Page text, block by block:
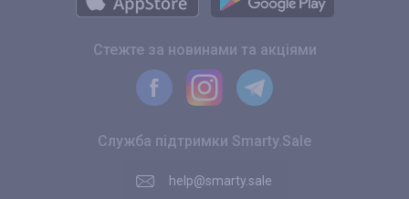
Стежте за новинами та акціями
Служба підтримки Smarty.Sale
help@smarty.sale